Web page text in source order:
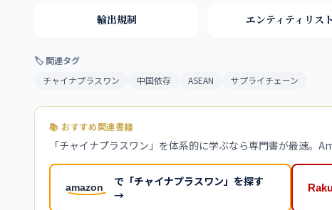
輸出規制 エンティティリスト
🏷 関連タグ
チャイナプラスワン
中国依存 ASEAN サプライチェーン
📚 おすすめ関連書籍
「チャイナプラスワン」を体系的に学ぶなら専門書が最速。
で「チャイナプラスワン」を探す
→